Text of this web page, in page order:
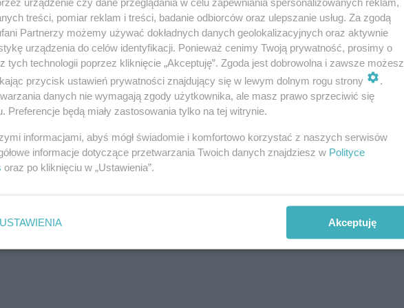
Rydwągi mrągowscy policjanci interweniowali na
letni kierującypojazdem Renaultnie zachował bezpiecznej
uderzył w tył pojazdu marki Citroen, którego
treści, pomiar reklam i treści, badanie odbiorców oraz ulepszanie usług. Za zgodą
Partnerzy możemy używać dokładnych danych geolokalizacyjnych oraz aktywnie
urządzenia do celów identyfikacji. Ponieważ cenimy Twoją prywatność, prosimy o
tych technologii poprzez kliknięcie „Akceptuję”. Zgoda jest dobrowolna i zawsze możesz
przycisk ustawień prywatności znajdujący się w lewym dolnym rogu strony
.
danych nie wymagają zgody użytkownika, ale masz prawo sprzeciwić się
Preferencje będą miały zastosowania tylko na tej witrynie.
informacjami, abyś mógł świadomie i komfortowo korzystać z naszych serwisów
informacje dotyczące przetwarzania Twoich danych znajdziesz w Polityce
oraz po kliknięciu w „Ustawienia”.
USTAWIENIA Akceptuję